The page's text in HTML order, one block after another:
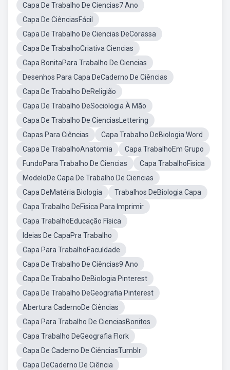
Capa De Trabalho De Ciencias7 Ano
Capa De CiênciasFácil
Capa De Trabalho De Ciencias DeCorassa
Capa De TrabalhoCriativa Ciencias
Capa BonitaPara Trabalho De Ciencias
Desenhos Para Capa DeCaderno De Ciências
Capa De Trabalho DeReligião
Capa De Trabalho DeSociologia À Mão
Capa De Trabalho De CienciasLettering
Capas Para Ciências
Capa Trabalho DeBiologia Word
Capa De TrabalhoAnatomia
Capa TrabalhoEm Grupo
FundoPara Trabalho De Ciencias
Capa TrabalhoFisica
ModeloDe Capa De Trabalho De Ciencias
Capa DeMatéria Biologia
Trabalhos DeBiologia Capa
Capa Trabalho DeFisica Para Imprimir
Capa TrabalhoEducação Física
Ideias De CapaPra Trabalho
Capa Para TrabalhoFaculdade
Capa De Trabalho De Ciências9 Ano
Capa De Trabalho DeBiologia Pinterest
Capa De Trabalho DeGeografia Pinterest
Abertura CadernoDe Ciências
Capa Para Trabalho De CienciasBonitos
Capa Trabalho DeGeografia Flork
Capa De Caderno De CiênciasTumblr
Capa DeCaderno De Ciência